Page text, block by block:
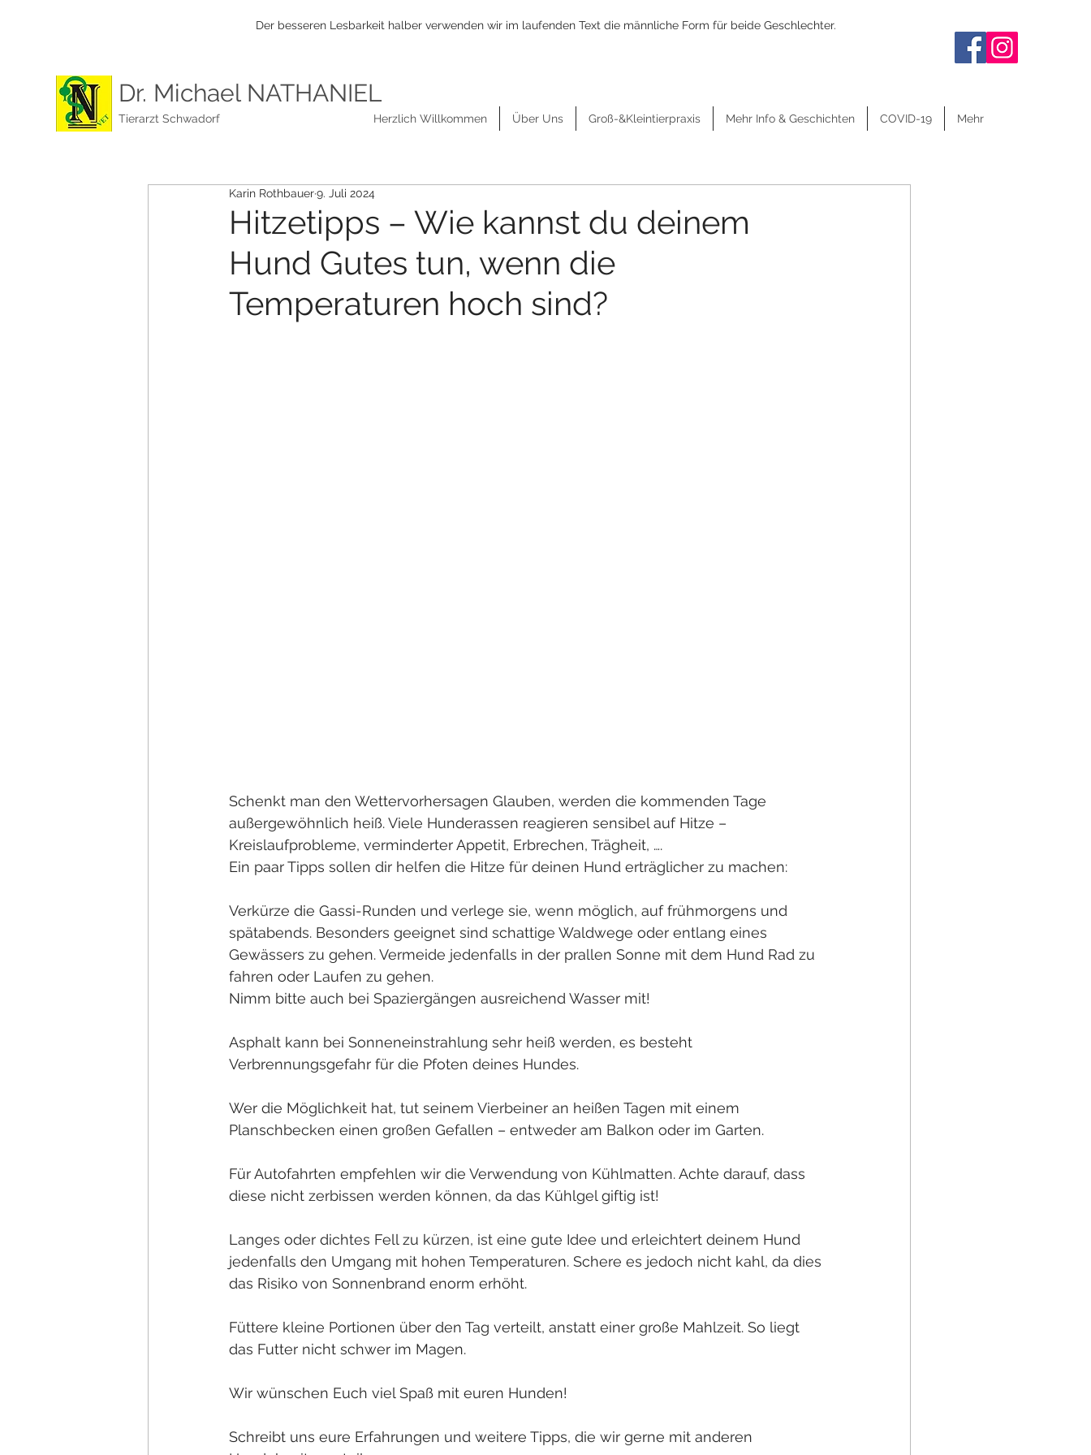
Der besseren Lesbarkeit halber verwenden wir im laufenden Text die männliche Form für beide Geschlechter.
Dr. Michael NATHANIEL
Tierarzt Schwadorf Herzlich Willkommen Über Uns Groß-&Kleintierpraxis Mehr Info & Geschichten COVID-19 Mehr
Hitzetipps – Wie kannst du deinem
Hund Gutes tun, wenn die
Temperaturen hoch sind?
Karin Rothbauer9. Juli 2024
Schenkt man den Wettervorhersagen Glauben, werden die kommenden Tage
außergewöhnlich heiß. Viele Hunderassen reagieren sensibel auf Hitze –
Kreislaufprobleme, verminderter Appetit, Erbrechen, Trägheit, ….
Ein paar Tipps sollen dir helfen die Hitze für deinen Hund erträglicher zu machen:
Verkürze die Gassi-Runden und verlege sie, wenn möglich, auf frühmorgens und
spätabends. Besonders geeignet sind schattige Waldwege oder entlang eines
Gewässers zu gehen. Vermeide jedenfalls in der prallen Sonne mit dem Hund Rad zu
fahren oder Laufen zu gehen.
Nimm bitte auch bei Spaziergängen ausreichend Wasser mit!
Asphalt kann bei Sonneneinstrahlung sehr heiß werden, es besteht
Verbrennungsgefahr für die Pfoten deines Hundes.
Wer die Möglichkeit hat, tut seinem Vierbeiner an heißen Tagen mit einem
Planschbecken einen großen Gefallen – entweder am Balkon oder im Garten.
Für Autofahrten empfehlen wir die Verwendung von Kühlmatten. Achte darauf, dass
diese nicht zerbissen werden können, da das Kühlgel giftig ist!
Langes oder dichtes Fell zu kürzen, ist eine gute Idee und erleichtert deinem Hund
jedenfalls den Umgang mit hohen Temperaturen. Schere es jedoch nicht kahl, da dies
das Risiko von Sonnenbrand enorm erhöht.
Füttere kleine Portionen über den Tag verteilt, anstatt einer große Mahlzeit. So liegt
das Futter nicht schwer im Magen.
Wir wünschen Euch viel Spaß mit euren Hunden!
Schreibt uns eure Erfahrungen und weitere Tipps, die wir gerne mit anderen